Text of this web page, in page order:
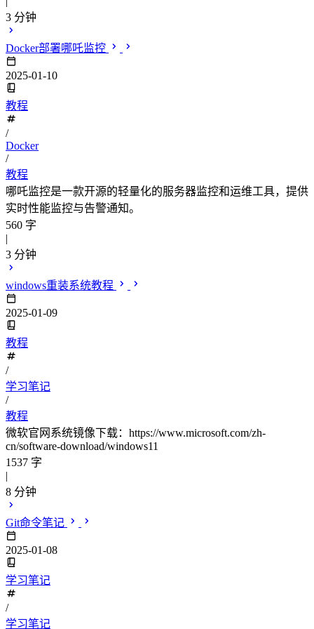
3 分钟
Docker部署哪吒监控
2025-01-10
教程
/
Docker
/
教程
哪吒监控是一款开源的轻量化的服务器监控和运维工具，提供
实时性能监控与告警通知。
560 字
|
3 分钟
windows重装系统教程
2025-01-09
教程
/
学习笔记
/
教程
微软官网系统镜像下载：https://www.microsoft.com/zh-
cn/software-download/windows11
1537 字
|
8 分钟
Git命令笔记
2025-01-08
学习笔记
/
学习笔记